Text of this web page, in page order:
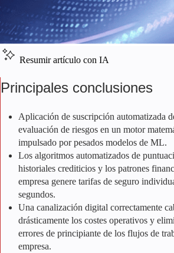
Resumir artículo con IA
Principales conclusiones
Aplicación de suscripción automatizada
evaluación de riesgos en un motor
impulsado por pesados modelos de ML.
Los algoritmos automatizados de
historiales crediticios y los patrones
empresa genere tarifas de seguro
segundos.
Una canalización digital correctamente
drásticamente los costes operativos y
errores de principiante de los flujos de
empresa.